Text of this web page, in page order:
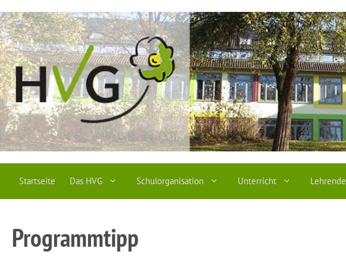
Inhalt
springen
Startseite Das HVG Schulorganisation Unterricht Lehrende
Programmtipp